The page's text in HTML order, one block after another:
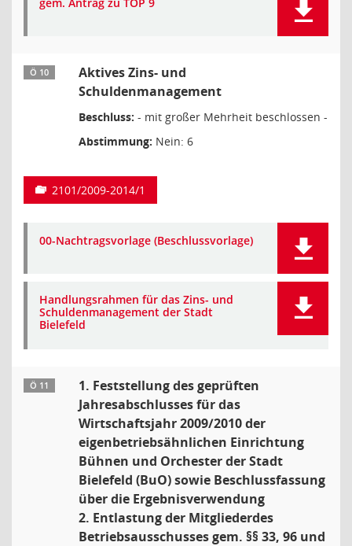
Ö 10
Aktives Zins- und
Schuldenmanagement
Beschluss: - mit großer Mehrheit beschlossen -
Abstimmung: Nein: 6
2101/2009-2014/1
00-Nachtragsvorlage (Beschlussvorlage)
Handlungsrahmen für das Zins- und
Schuldenmanagement der Stadt
Bielefeld
Ö 11
1. Feststellung des geprüften
Jahresabschlusses für das
Wirtschaftsjahr 2009/2010 der
eigenbetriebsähnlichen Einrichtung
Bühnen und Orchester der Stadt
Bielefeld (BuO) sowie Beschlussfassung
über die Ergebnisverwendung
2. Entlastung der Mitgliederdes
Betriebsausschusses gem. §§ 33, 96 und